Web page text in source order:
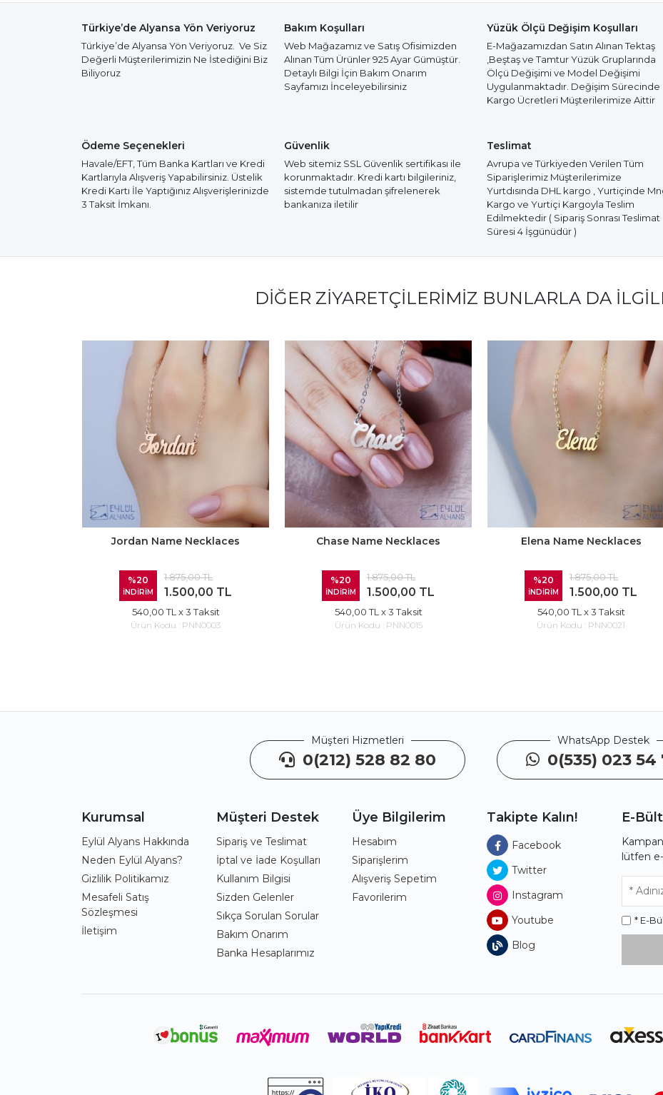
Türkiye’de Alyansa Yön Veriyoruz
Türkiye’de Alyansa Yön Veriyoruz. Ve Siz
Değerli Müşterilerimizin Ne İstediğini Biz
Biliyoruz
Bakım Koşulları
Web Mağazamız ve Satış Ofisimizden
Alınan Tüm Ürünler 925 Ayar Gümüştür.
Detaylı Bilgi İçin Bakım Onarım
Sayfamızı İnceleyebilirsiniz
Yüzük Ölçü Değişim Koşulları
E-Mağazamızdan Satın Alınan Tektaş
,Beştaş ve Tamtur Yüzük Gruplarında
Ölçü Değişimi ve Model Değişimi
Uygulanmaktadır. Değişim Sürecinde
Kargo Ücretleri Müşterilerimize Aittir
Ödeme Seçenekleri
Havale/EFT, Tüm Banka Kartları ve Kredi
Kartlarıyla Alışveriş Yapabilirsiniz. Üstelik
Kredi Kartı İle Yaptığınız Alışverişlerinizde
3 Taksit İmkanı.
Güvenlik
Web sitemiz SSL Güvenlik sertifikası ile
korunmaktadır. Kredi kartı bilgileriniz,
sistemde tutulmadan şifrelenerek
bankanıza iletilir
Teslimat
Avrupa ve Türkiyeden Verilen Tüm
Siparişlerimiz Müşterilerimize
Yurtdısında DHL kargo , Yurtiçinde
Kargo ve Yurtiçi Kargoyla Teslim
Edilmektedir ( Sipariş Sonrası Teslimat
Süresi 4 İşgünüdür )
DIĞER ZIYARETÇILERIMIZ BUNLARLA DA
Jordan Name Necklaces
%20
İNDİRİM
1.875,00 TL
1.500,00 TL
540,00 TL x 3 Taksit
Ürün Kodu : PNN0003
Chase Name Necklaces
%20
İNDİRİM
1.875,00 TL
1.500,00 TL
540,00 TL x 3 Taksit
Ürün Kodu : PNN0015
Elena Name Necklaces
%20
İNDİRİM
1.875,00 TL
1.500,00 TL
540,00 TL x 3 Taksit
Ürün Kodu : PNN0021
Müşteri Hizmetleri
0(212) 528 82 80
WhatsApp Destek
0(535) 023 54
Kurumsal
Eylül Alyans Hakkında
Neden Eylül Alyans?
Gizlilik Politikamız
Mesafeli Satış
Sözleşmesi
İletişim
Müşteri Destek
Sipariş ve Teslimat
İptal ve İade Koşulları
Kullanım Bilgisi
Sizden Gelenler
Sıkça Sorulan Sorular
Bakım Onarım
Banka Hesaplarımız
Üye Bilgilerim
Hesabım
Siparişlerim
Alışveriş Sepetim
Favorilerim
Takipte Kalın!
Facebook
Twitter
Instagram
Youtube
Blog
E-
lütfen
* E-